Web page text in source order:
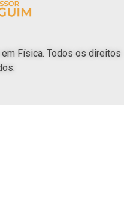
Física. Todos os direitos